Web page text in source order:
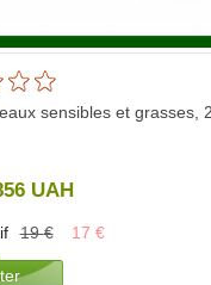
sensibles et grasses,
UAH
19€ 17 €